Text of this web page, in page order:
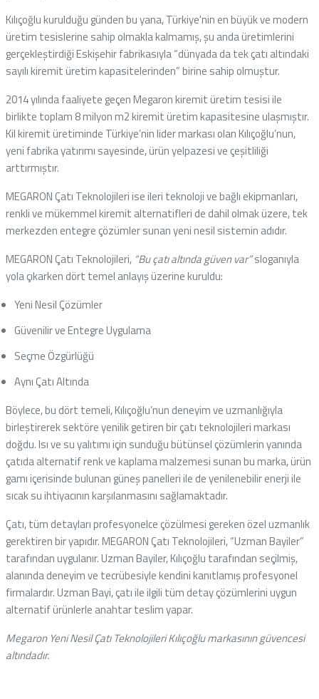
Kılıçoğlu kurulduğu günden bu yana, Türkiye'nin en büyük ve modern
üretim tesislerine sahip olmakla kalmamış, şu anda üretimlerini
gerçekleştirdiği Eskişehir fabrikasıyla “dünyada da tek çatı altındaki
sayılı kiremit üretim kapasitelerinden” birine sahip olmuştur.
2014 yılında faaliyete geçen Megaron kiremit üretim tesisi ile
birlikte toplam 8 milyon m2 kiremit üretim kapasitesine ulaşmıştır.
Kil kiremit üretiminde Türkiye’nin lider markası olan Kılıçoğlu’nun,
yeni fabrika yatırımı sayesinde, ürün yelpazesi ve çeşitliliği
arttırmıştır.
MEGARON Çatı Teknolojileri ise ileri teknoloji ve bağlı ekipmanları,
renkli ve mükemmel kiremit alternatifleri de dahil olmak üzere, tek
merkezden entegre çözümler sunan yeni nesil sistemin adıdır.
MEGARON Çatı Teknolojileri, “Bu çatı altında güven var”sloganıyla
yola çıkarken dört temel anlayış üzerine kuruldu:
Yeni Nesil Çözümler
Güvenilir ve Entegre Uygulama
Seçme Özgürlüğü
Aynı Çatı Altında
Böylece, bu dört temeli, Kılıçoğlu’nun deneyim ve uzmanlığıyla
birleştirerek sektöre yenilik getiren bir çatı teknolojileri markası
doğdu. Isı ve su yalıtımı için sunduğu bütünsel çözümlerin yanında
çatıda alternatif renk ve kaplama malzemesi sunan bu marka, ürün
gamı içerisinde bulunan güneş panelleri ile de yenilenebilir enerji ile
sıcak su ihtiyacının karşılanmasını sağlamaktadır.
Çatı, tüm detayları profesyonelce çözülmesi gereken özel uzmanlık
gerektiren bir yapıdır. MEGARON Çatı Teknolojileri, “Uzman Bayiler”
tarafından uygulanır. Uzman Bayiler, Kılıçoğlu tarafından seçilmiş,
alanında deneyim ve tecrübesiyle kendini kanıtlamış profesyonel
firmalardır. Uzman Bayi, çatı ile ilgili tüm detay çözümlerini uygun
alternatif ürünlerle anahtar teslim yapar.
Megaron Yeni Nesil Çatı Teknolojileri Kılıçoğlu markasının güvencesi
altındadır.